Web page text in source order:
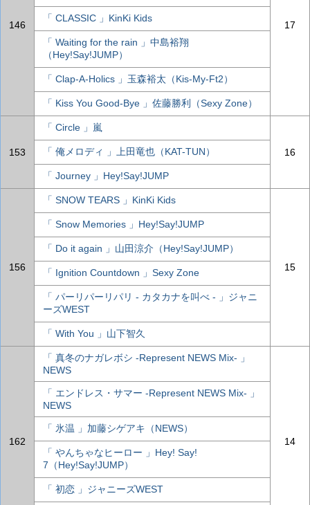
146 17
「 CLASSIC 」KinKi Kids
「 Waiting for the rain 」中島裕翔
（Hey!Say!JUMP）
「 Clap-A-Holics 」玉森裕太（Kis-My-Ft2）
「 Kiss You Good-Bye 」佐藤勝利（Sexy Zone）
153
「 Circle 」嵐
16
「 俺メロディ 」上田竜也（KAT-TUN）
「 Journey 」Hey!Say!JUMP
156
「 SNOW TEARS 」KinKi Kids
15
「 Snow Memories 」Hey!Say!JUMP
「 Do it again 」山田涼介（Hey!Say!JUMP）
「 Ignition Countdown 」Sexy Zone
「 パーリパーリパリ - カタカナを叫べ - 」ジャニ
ーズWEST
「 With You 」山下智久
162
「 真冬のナガレボシ -Represent NEWS Mix- 」
NEWS
14
「 エンドレス・サマー -Represent NEWS Mix- 」
NEWS
「 氷温 」加藤シゲアキ（NEWS）
「 やんちゃなヒーロー 」Hey! Say!
7（Hey!Say!JUMP）
「 初恋 」ジャニーズWEST